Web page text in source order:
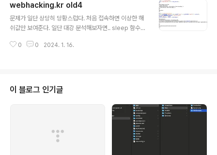
20/cmd/{$_GET['q']}.txt를 한 후에, response값을
system으로 실행하고 결과를 알려준다. baby toctou는
단순 문자열 검증이었기에, 동시에 cat flag.php와 ls를
NS REBINDING이라는 공격기법을 써야한다. DNS R..
webhacking.kr old4
문제가 일단 상당히 당황스럽다. 처음 접속하면 이상한 해
쉬값만 보여준다. 일단 대강 분석해보자면.. sleep 함수는
값으로 받는다. 이때 key가 $_SESSION['chall4']랑 같
자열과 합친 후 sha1을 500번 돌려서 값을 만들어낸다.
처음엔 sha1 hash collision과 같은 부류로 접근하는 문
젠가 싶었는데.. 라이트업 찾아보니 그냥 무지성으로 레인
보우 테이블 만들어서 값을 찾는 문제였다. 아니...100000
0 0 2024. 1. 16.
이 블로그 인기글